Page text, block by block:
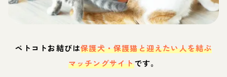
ペトコトお結びは保護犬・保護猫と迎えたい人を結ぶ
マッチングサイトです。